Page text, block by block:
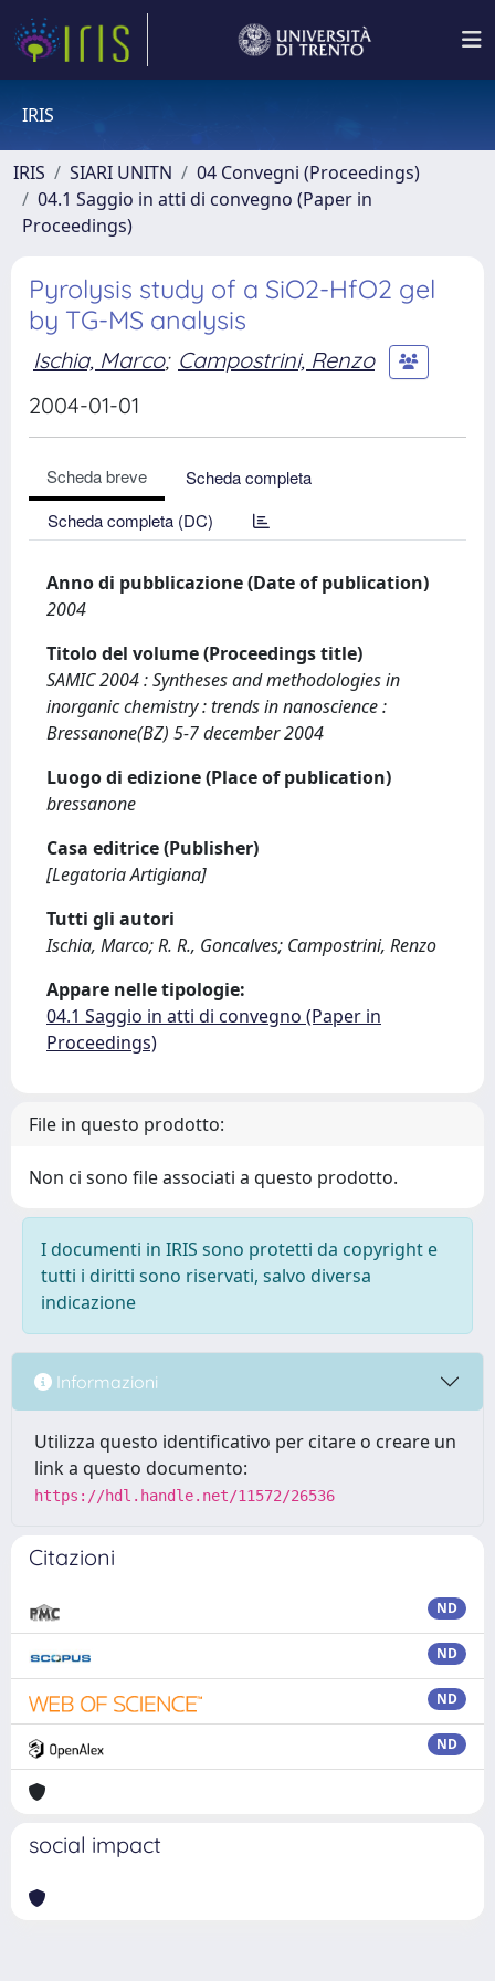
IRIS
IRIS SIARI UNITN
04 Convegni (Proceedings)
04.1 Saggio in atti di convegno (Paper in
Proceedings)
Pyrolysis study of a SiO2-HfO2 gel
by TG-MS analysis
Ischia, Marco; Campostrini, Renzo
2004-01-01
Scheda breve
Scheda completa
Scheda completa (DC)
Anno di pubblicazione (Date of publication)
2004
Titolo del volume (Proceedings title)
SAMIC 2004 : Syntheses and methodologies in
inorganic chemistry : trends in nanoscience :
Bressanone(BZ) 5-7 december 2004
Luogo di edizione (Place of publication)
bressanone
Casa editrice (Publisher)
[Legatoria Artigiana]
Tutti gli autori
Ischia, Marco; R. R., Goncalves; Campostrini, Renzo
Appare nelle tipologie:
04.1 Saggio in atti di convegno (Paper in
Proceedings)
File in questo prodotto:
Non ci sono file associati a questo prodotto.
I documenti in IRIS sono protetti da copyright e
tutti i diritti sono riservati, salvo diversa
indicazione
Informazioni
Utilizza questo identificativo per citare o creare un
link a questo documento:
https://hdl.handle.net/11572/26536
Citazioni
ND
ND
ND
ND
social impact